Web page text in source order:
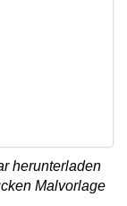
herunterladen
Malvorlage